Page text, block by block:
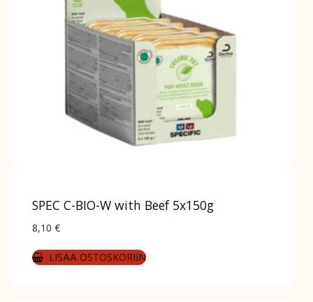
SPEC C-BIO-W with Beef 5x150g
8,10 €
LISÄÄ OSTOSKORIIN